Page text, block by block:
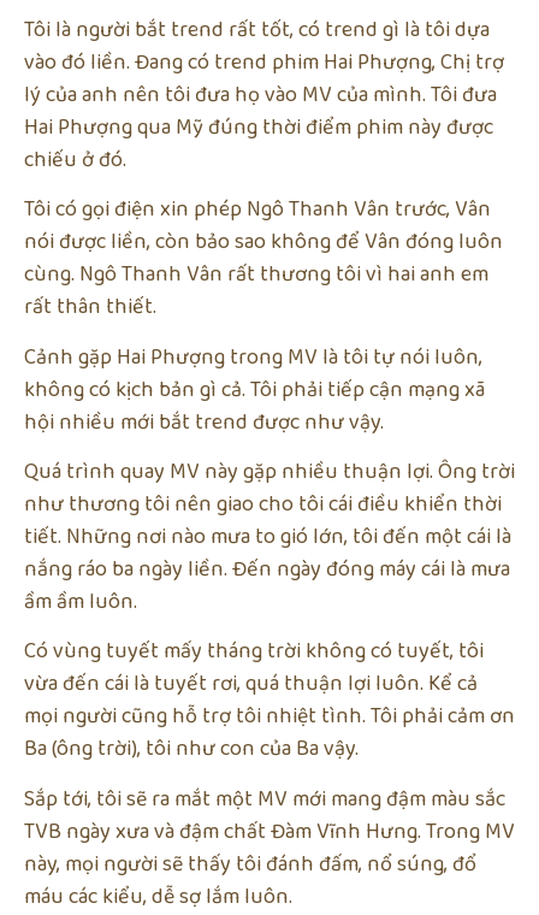
Tôi là người bắt trend rất tốt, có trend gì là tôi dựa
vào đó liền. Đang có trend phim Hai Phượng, Chị trợ
lý của anh nên tôi đưa họ vào MV của mình. Tôi đưa
Hai Phượng qua Mỹ đúng thời điểm phim này được
chiếu ở đó.
Tôi có gọi điện xin phép Ngô Thanh Vân trước, Vân
nói được liền, còn bảo sao không để Vân đóng luôn
cùng. Ngô Thanh Vân rất thương tôi vì hai anh em
rất thân thiết.
Cảnh gặp Hai Phượng trong MV là tôi tự nói luôn,
không có kịch bản gì cả. Tôi phải tiếp cận mạng xã
hội nhiều mới bắt trend được như vậy.
Quá trình quay MV này gặp nhiều thuận lợi. Ông trời
như thương tôi nên giao cho tôi cái điều khiển thời
tiết. Những nơi nào mưa to gió lớn, tôi đến một cái là
nắng ráo ba ngày liền. Đến ngày đóng máy cái là mưa
ầm ầm luôn.
Có vùng tuyết mấy tháng trời không có tuyết, tôi
vừa đến cái là tuyết rơi, quá thuận lợi luôn. Kể cả
mọi người cũng hỗ trợ tôi nhiệt tình. Tôi phải cảm ơn
Ba (ông trời), tôi như con của Ba vậy.
Sắp tới, tôi sẽ ra mắt một MV mới mang đậm màu sắc
TVB ngày xưa và đậm chất Đàm Vĩnh Hưng. Trong MV
này, mọi người sẽ thấy tôi đánh đấm, nổ súng, đổ
máu các kiểu, dễ sợ lắm luôn.